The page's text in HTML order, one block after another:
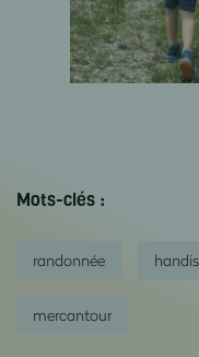
Mots-clés :
randonnée
mercantour